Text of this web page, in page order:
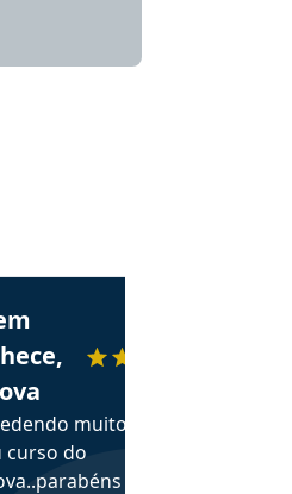
Alessandra recomenda o Aprova
muito no
curso do
pelas